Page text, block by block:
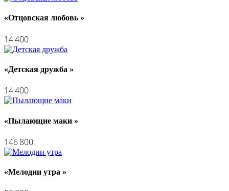
«Отцовская любовь »
14 400
«Детская дружба »
14 400
«Пылающие маки »
146 800
«Мелодии утра »